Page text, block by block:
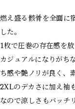
燃え盛る骸骨を全面に
した。
1枚で圧巻の存在感を
カジュアルになりがち
ち感や艶ノリが良く、
2XLのデカさに加え袖
なので涼しさもバッチ